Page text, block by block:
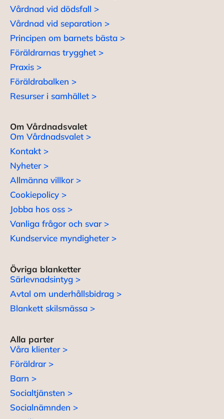
Vårdnad vid dödsfall >
Vårdnad vid separation >
Principen om barnets bästa >
Föräldrarnas trygghet >
Praxis >
Föräldrabalken >
Resurser i samhället >
Om Vårdnadsvalet
Om Vårdnadsvalet >
Kontakt >
Nyheter >
Allmänna villkor >
Cookiepolicy >
Jobba hos oss >
Vanliga frågor och svar >
Kundservice myndigheter >
Övriga blanketter
Särlevnadsintyg >
Avtal om underhållsbidrag >
Blankett skilsmässa >
Alla parter
Våra klienter >
Föräldrar >
Barn >
Socialtjänsten >
Socialnämnden >